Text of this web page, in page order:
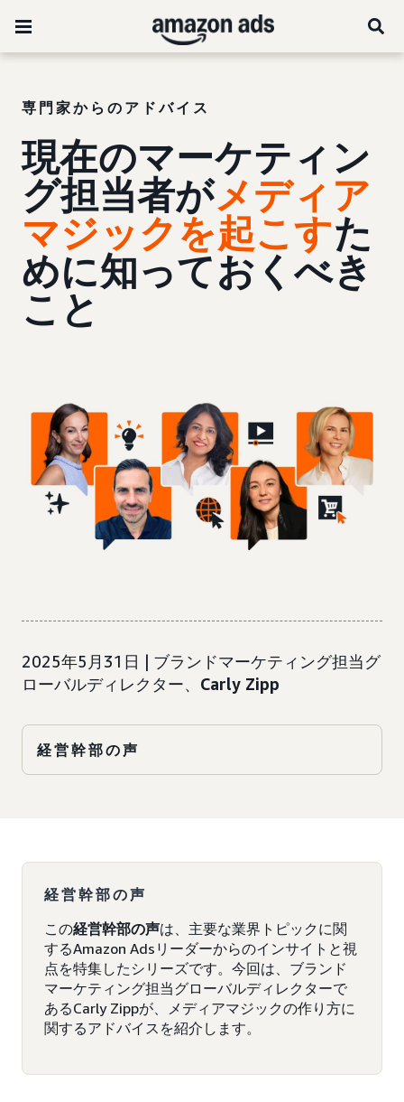
専門家からのアドバイス
現在のマーケティン
グ担当者がメディア
マジックを起こすた
めに知っておくべき
こと
2025年5月31日 | ブランドマーケティング担当グ
ローバルディレクター、 Carly Zipp
経営幹部の声
経営幹部の声
この経営幹部の声は、主要な業界トピックに関
するAmazon Adsリーダーからのインサイトと視
点を特集したシリーズです。今回は、ブランド
マーケティング担当グローバルディレクターで
あるCarly Zippが、メディアマジックの作り方に
関するアドバイスを紹介します。